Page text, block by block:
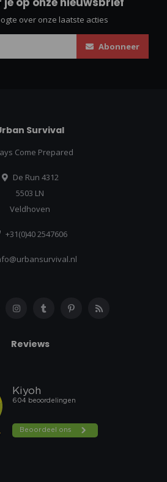
over onze laatste acties
Abonneer
Survival
Come Prepared
De Run 4312
5503 LN
Veldhoven
+31(0)40 2547606
Reviews